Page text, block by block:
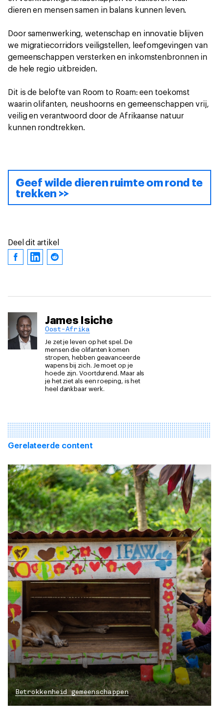
dieren en mensen samen in balans kunnen leven.
Door samenwerking, wetenschap en innovatie blijven
we migratiecorridors veiligstellen, leefomgevingen van
gemeenschappen versterken en inkomstenbronnen in
de hele regio uitbreiden.
Dit is de belofte van Room to Roam: een toekomst
waarin olifanten, neushoorns en gemeenschappen vrij,
veilig en verantwoord door de Afrikaanse natuur
kunnen rondtrekken.
Geef wilde dieren ruimte om rond te
trekken >>
Deel dit artikel
James Isiche
Oost-Afrika
Je zet je leven op het spel. De
mensen die olifanten komen
stropen, hebben geavanceerde
wapens bij zich. Je moet op je
hoede zijn. Voortdurend. Maar als
je het ziet als een roeping, is het
heel dankbaar werk.
Gerelateerde content
Betrokkenheid gemeenschappen